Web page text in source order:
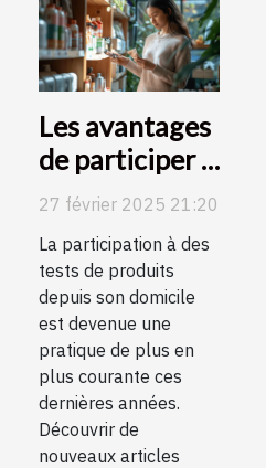
Les avantages
de participer à
des tests de
depuis chez
soi
27 février 2025 21:20
La participation à des
tests de produits
depuis son domicile
est devenue une
pratique de plus en
plus courante ces
dernières années.
Découvrir de
nouveaux articles